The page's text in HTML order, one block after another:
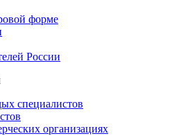
форме
России
специалистов
организациях